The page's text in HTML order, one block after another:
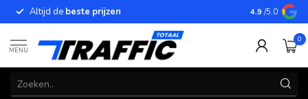
Altijd de beste prijzen Betrouwbare
4.9 /5.0
MENU
0